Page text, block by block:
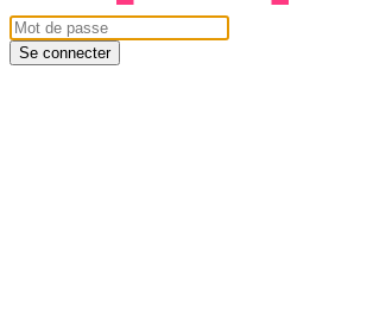
Se connecter